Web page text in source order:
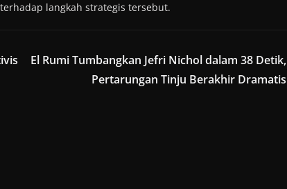
langkah strategis tersebut.
El Rumi Tumbangkan Jefri Nichol dalam 38 Detik,
Pertarungan Tinju Berakhir Dramatis